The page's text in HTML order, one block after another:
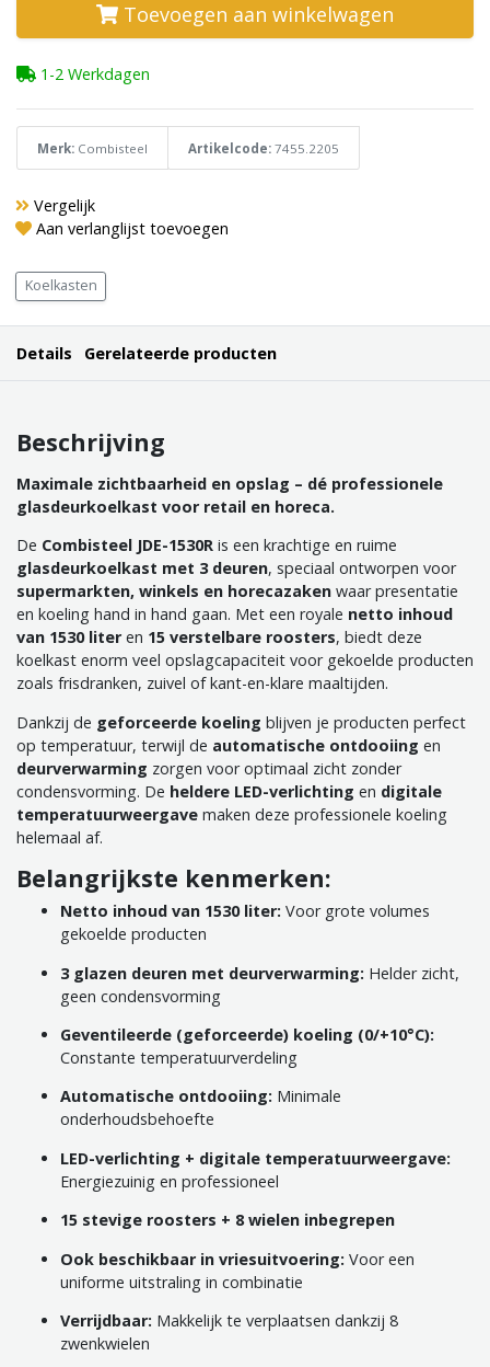
Toevoegen aan winkelwagen
1-2 Werkdagen
Merk: Combisteel Artikelcode: 7455.2205
Vergelijk
Aan verlanglijst toevoegen
Koelkasten
Details Gerelateerde producten
Beschrijving
Maximale zichtbaarheid en opslag – dé professionele
glasdeurkoelkast voor retail en horeca.
De Combisteel JDE-1530R is een krachtige en ruime
glasdeurkoelkast met 3 deuren, speciaal ontworpen voor
supermarkten, winkels en horecazaken waar presentatie
en koeling hand in hand gaan. Met een royale netto inhoud
van 1530 liter en 15 verstelbare roosters, biedt deze
koelkast enorm veel opslagcapaciteit voor gekoelde producten
zoals frisdranken, zuivel of kant-en-klare maaltijden.
Dankzij de geforceerde koeling blijven je producten perfect
op temperatuur, terwijl de automatische ontdooiing en
deurverwarming zorgen voor optimaal zicht zonder
condensvorming. De heldere LED-verlichting en digitale
temperatuurweergave maken deze professionele koeling
helemaal af.
Belangrijkste kenmerken:
Netto inhoud van 1530 liter: Voor grote volumes
gekoelde producten
3 glazen deuren met deurverwarming: Helder zicht,
geen condensvorming
Geventileerde (geforceerde) koeling (0/+10°C):
Constante temperatuurverdeling
Automatische ontdooiing: Minimale
onderhoudsbehoefte
LED-verlichting + digitale temperatuurweergave:
Energiezuinig en professioneel
15 stevige roosters + 8 wielen inbegrepen
Ook beschikbaar in vriesuitvoering: Voor een
uniforme uitstraling in combinatie
Verrijdbaar: Makkelijk te verplaatsen dankzij 8
zwenkwielen